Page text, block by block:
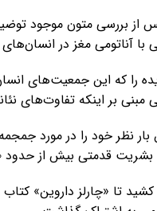
بررسی متون موجود
با آناتومی مغز در
را که این جمعیت‌های
مبنی بر اینکه تفاوت‌های
بیش از حدود ۶۰۰۰ سال دارد.
تا «چارلز داروین»